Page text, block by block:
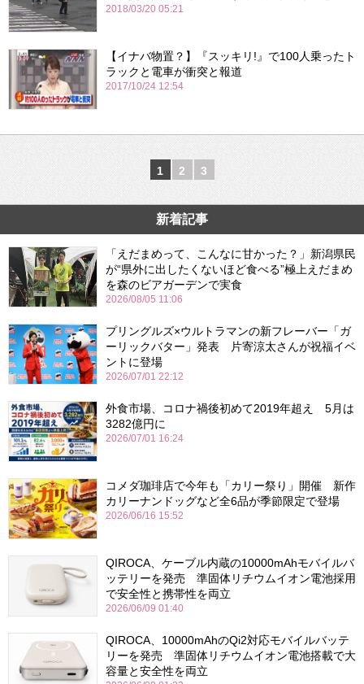
2018/03/20 05:21
【イナバ物置？】『スッキリ!』で100人乗ったト
ラックと電車が衝突と報道
2017/10/24 12:54
1 2 3
新着記事
「えだまめって、こんなに甘かった？」新潟県民
が“県外に出したくないほど食べる”極上えだまめ
を森のビアガーデンで実食
2026/08/05 11:06
プリングルズ×ウルトラマンの新フレーバー「ガ
ーリックバター」発表 片寄涼太さんが祝福イベ
ントに登場
2026/07/01 22:12
外食市場、コロナ禍後初めて2019年超え 5月は
3282億円に
2026/07/01 16:24
コメダ珈琲店で今年も「カリー祭り」開催 新作
カリーナンドッグなど全6品が季節限定で登場
2026/06/16 15:52
QIROCA、ケーブル内蔵の10000mAhモバイルバ
ッテリーを発売 準固体リチウムイオン電池採用
で安全性と携帯性を両立
2026/06/09 01:40
QIROCA、10000mAhのQi2対応モバイルバッテ
リーを発売 準固体リチウムイオン電池搭載で大
容量と安全性を両立